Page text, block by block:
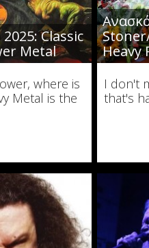
Classic
Metal
where is
Metal is the
Heavy
I don't
that's